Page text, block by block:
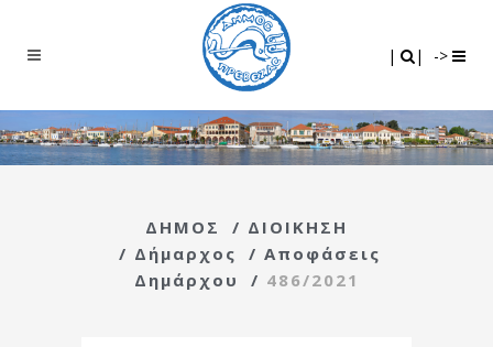
| | ->
ΔΗΜΟΣ / ΔΙΟΙΚΗΣΗ
/ Δήμαρχος / Αποφάσεις
Δημάρχου
/ 486/2021